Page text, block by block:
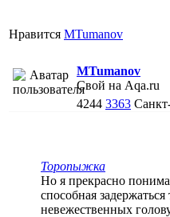
Нравится MTumanov
MTumanov
Свой на Aqa.ru
4244 3363
Торопыжка
Но я прекрасно
способная
невежественных